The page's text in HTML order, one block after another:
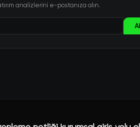
analizlerini e-postanıza alın.